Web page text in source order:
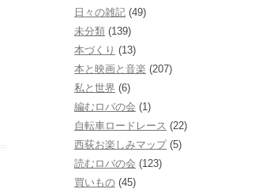
日々の雑記 (49)
未分類 (139)
本づくり (13)
本と映画と音楽 (207)
私と世界 (6)
編むロバの会 (1)
自転車ロードレース (22)
西荻お楽しみマップ(5)
読むロバの会 (123)
買いもの (45)